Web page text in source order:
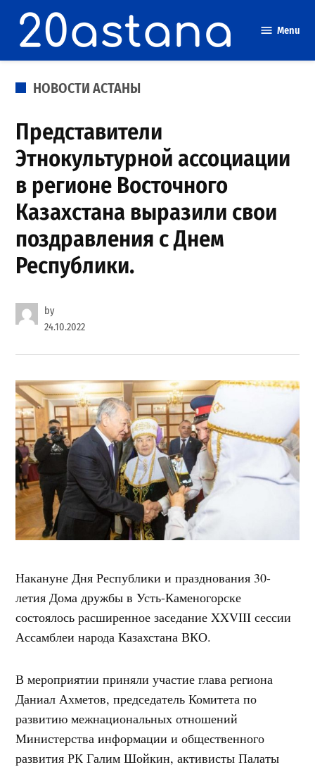
content
Menu
POSTED
НОВОСТИ АСТАНЫ
Представители
Этнокультурной ассоциации
в регионе Восточного
Казахстана выразили свои
поздравления с Днем
Республики.
by
24.10.2022
Накануне Дня Республики и празднования 30-
летия Дома дружбы в Усть-Каменогорске
состоялось расширенное заседание XXVIII сессии
Ассамблеи народа Казахстана ВКО.
В мероприятии приняли участие глава региона
Даниал Ахметов, председатель Комитета по
развитию межнациональных отношений
Министерства информации и общественного
развития РК Галим Шойкин, активисты Палаты